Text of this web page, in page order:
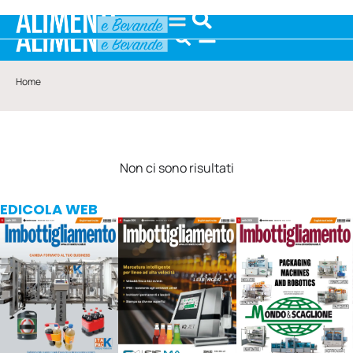
Home
Non ci sono risultati
EDICOLA WEB